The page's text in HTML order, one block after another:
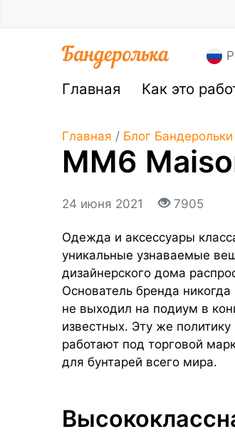
Главная Как это
Главная / Блог Бандерольки
MM6
24 июня 2021 7905
Одежда и аксессуары
уникальные узнаваемые
дизайнерского дома
Основатель бренда
не выходил на подиум в
известных. Эту же
работают под торговой
для бунтарей всего мира.